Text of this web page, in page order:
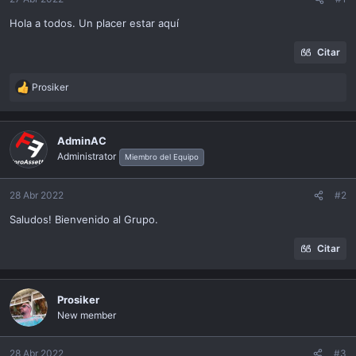
Hola a todos. Un placer estar aquí
Citar
R
a
c
t
i
o
n
:
Prosiker
AdminAC
Administrator Miembro del Equipo
28 Abr 2022 #2
Saludos! Bienvenido al Grupo.
Citar
Prosiker
New member
28 Abr 2022 #3